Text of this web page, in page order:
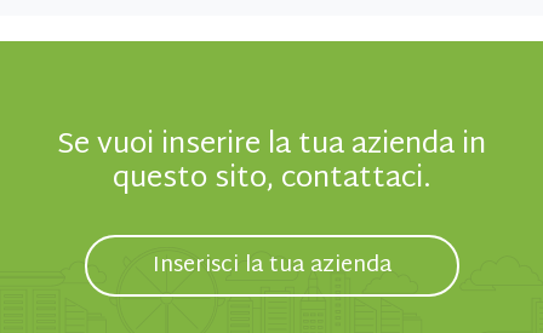
Se vuoi inserire la tua azienda in
questo sito, contattaci.
Inserisci la tua azienda